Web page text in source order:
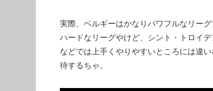
実際、ベルギーはかなりパワフルなリー
ハードなリーグやけど、シント・トロイ
などでは上手くやりやすいところには違
待するちゃ。